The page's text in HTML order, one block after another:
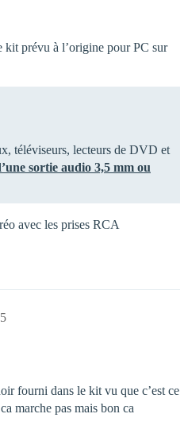
kit prévu à l’origine pour PC sur
téléviseurs, lecteurs de DVD et
sortie audio 3,5 mm ou
avec les prises RCA
fourni dans le kit vu que c’est ce
marche pas mais bon ca